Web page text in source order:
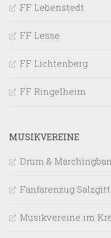
FF Lebenstedt
FF Lesse
FF Lichtenberg
FF Ringelheim
MUSIKVEREINE
Drum &
Fanfarenzug
Musikvereine im